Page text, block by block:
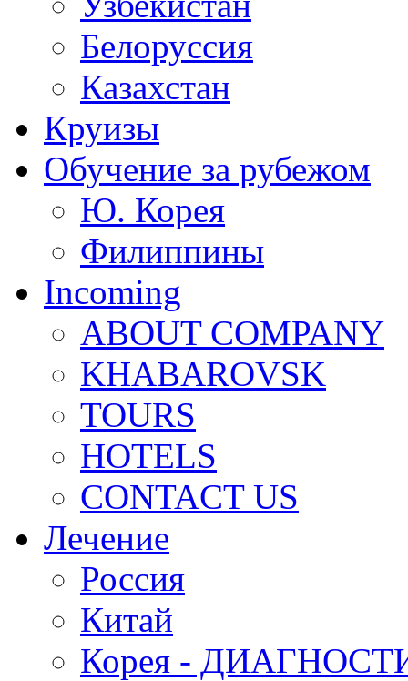
Белоруссия
Казахстан
Круизы
Обучение за рубежом
Ю. Корея
Филиппины
Incoming
ABOUT COMPANY
KHABAROVSK
TOURS
HOTELS
CONTACT US
Лечение
Россия
Китай
Корея -